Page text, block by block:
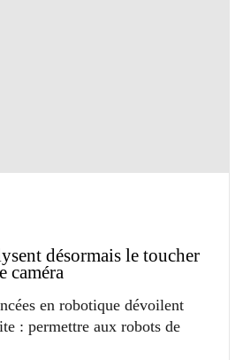
désormais le toucher
caméra
en robotique dévoilent
: permettre aux robots de